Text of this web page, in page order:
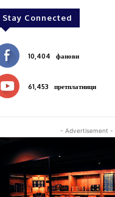
Stay Connected
10,404 фанови
61,453 претплатници
- Advertisement -